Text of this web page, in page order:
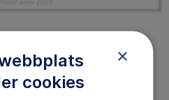
LINKEDIN ×
cookies